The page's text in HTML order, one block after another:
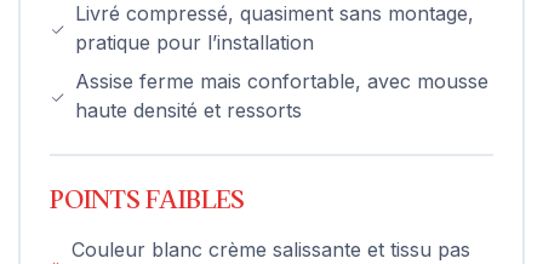
Livré compressé, quasiment sans montage,
pratique pour l’installation
Assise ferme mais confortable, avec mousse
haute densité et ressorts
POINTS FAIBLES
Couleur blanc crème salissante et tissu pas